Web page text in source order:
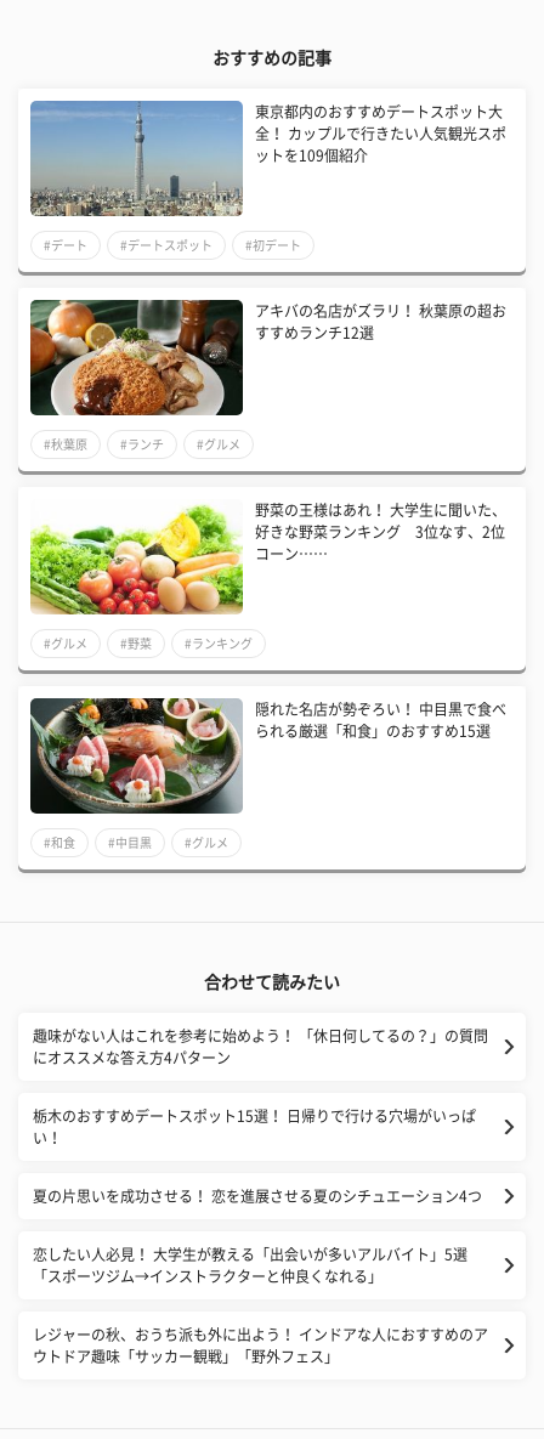
おすすめの記事
東京都内のおすすめデートスポット大
全！ カップルで行きたい人気観光スポ
ットを109個紹介
#デート #デートスポット #初デート
アキバの名店がズラリ！ 秋葉原の超お
すすめランチ12選
#秋葉原 #ランチ #グルメ
野菜の王様はあれ！ 大学生に聞いた、
好きな野菜ランキング 3位なす、2位
コーン……
#グルメ #野菜 #ランキング
隠れた名店が勢ぞろい！ 中目黒で食べ
られる厳選「和食」のおすすめ15選
#和食 #中目黒 #グルメ
合わせて読みたい
趣味がない人はこれを参考に始めよう！ 「休日何してるの？」の質問
にオススメな答え方4パターン
栃木のおすすめデートスポット15選！ 日帰りで行ける穴場がいっぱ
い！
夏の片思いを成功させる！ 恋を進展させる夏のシチュエーション4つ
恋したい人必見！ 大学生が教える「出会いが多いアルバイト」5選
「スポーツジム→インストラクターと仲良くなれる」
レジャーの秋、おうち派も外に出よう！ インドアな人におすすめのア
ウトドア趣味「サッカー観戦」「野外フェス」